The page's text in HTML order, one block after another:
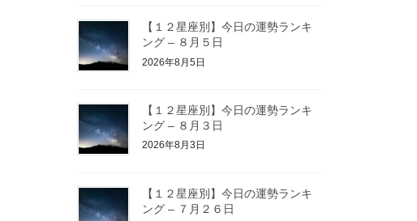
【１２星座別】今日の運勢ランキ
ング – ８月５日
2026年8月5日
【１２星座別】今日の運勢ランキ
ング – ８月３日
2026年8月3日
【１２星座別】今日の運勢ランキ
ング – ７月２６日